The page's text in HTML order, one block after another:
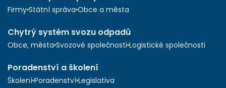
Firmy Státní správa Obce a města
Chytrý systém svozu odpadů
Obce, města Svozové společnosti Logistické společnosti
Poradenství a školení
Školení Poradenství Legislativa